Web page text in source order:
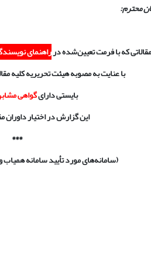
محترم:
که با فرمت تعیین‌شده درراهنمای
با عنایت به مصوبه هیئت تحریریهکلیه
بایستی دارایگواهی
این گزارش در اختیار داوران
***
(سامانه‌های مورد تأیید سامانه